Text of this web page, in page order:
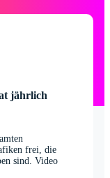
jährlich
frei, die
sind. Video